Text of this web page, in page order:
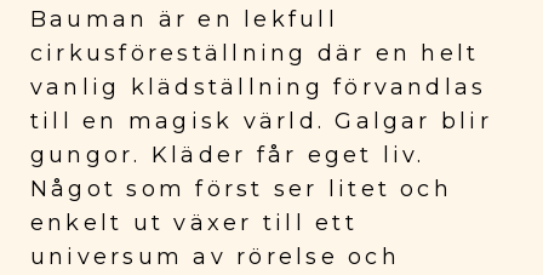
Bauman är en lekfull
cirkusföreställning där en helt
vanlig klädställning förvandlas
till en magisk värld. Galgar blir
gungor. Kläder får eget liv.
Något som först ser litet och
enkelt ut växer till ett
universum av rörelse och